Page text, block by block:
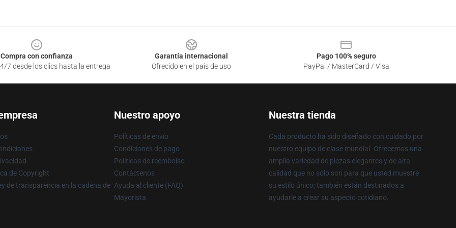
Compra con confianza
7 desde los clics hasta la entrega
Garantía internacional
Ofrecido en el país de uso
Pago 100% seguro
PayPal / MasterCard / Visa
de Copyright
de transparencia en la cadena de
Nuestro apoyo
Políticas de envío
Condiciones de pago
Políticas de reembolso
Contáctenos
Ayuda al cliente (FAQ)
Mayorista
Nuestra tienda
Cada producto ha sido diseñado con cuidado por
nuestro equipo de clase mundial. Ofrecemos una
amplia variedad de piezas elegantes y de alta
calidad que no sólo son para que usted muestre
su estilo único; también están destinados a
ayudarle a crear su aspecto cotidiano.